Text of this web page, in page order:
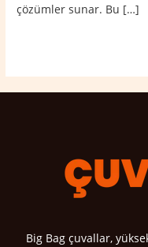
çözümler sunar. Bu […]
Big Bag çuvallar,